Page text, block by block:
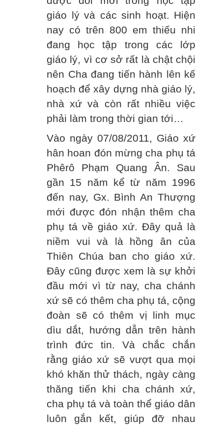
giáo lý và các sinh hoạt. Hiện
nay có trên 800 em thiếu nhi
đang học tập trong các lớp
giáo lý, vì cơ sở rất là chật chội
nên Cha đang tiến hành lên kế
hoạch để xây dựng nhà giáo lý,
nhà xứ và còn rất nhiều việc
phải làm trong thời gian tới…
Vào ngày 07/08/2011, Giáo xứ
hân hoan đón mừng cha phụ tá
Phêrô Phạm Quang Ân. Sau
gần 15 năm kể từ năm 1996
đến nay, Gx. Bình An Thượng
mới được đón nhận thêm cha
phụ tá về giáo xứ. Đây quả là
niềm vui và là hồng ân của
Thiên Chúa ban cho giáo xứ.
Đây cũng được xem là sự khởi
đầu mới vì từ nay, cha chánh
xứ sẽ có thêm cha phụ tá, cộng
đoàn sẽ có thêm vị linh mục
dìu dắt, hướng dẫn trên hành
trình đức tin. Và chắc chắn
rằng giáo xứ sẽ vượt qua mọi
khó khăn thử thách, ngày càng
thăng tiến khi cha chánh xứ,
cha phụ tá và toàn thể giáo dân
luôn gắn kết, giúp đỡ nhau